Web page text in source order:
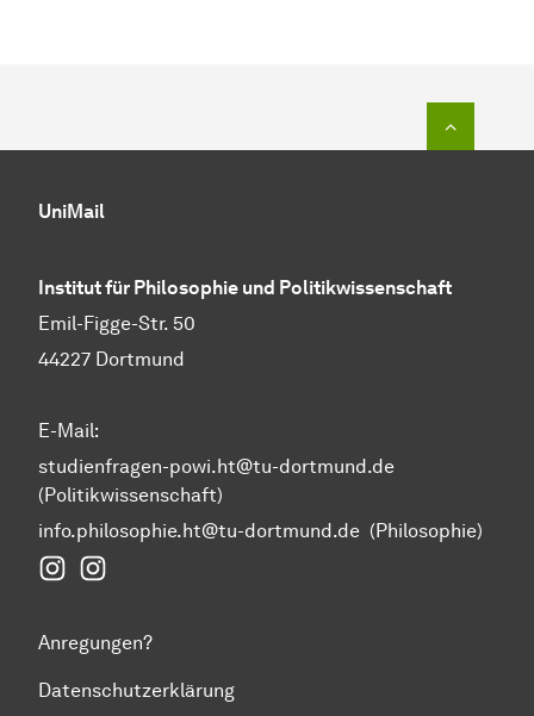
UniMail
Institut für Philosophie und Politikwissenschaft
Emil-Figge-Str. 50
44227 Dortmund
E-Mail:
studienfragen-powi.ht@tu-dortmund.de
(Politikwissenschaft)
info.philosophie.ht@tu-dortmund.de (Philosophie)
Instagram Fakultät Humanwissenschaften und
Anregungen?
Datenschutzerklärung